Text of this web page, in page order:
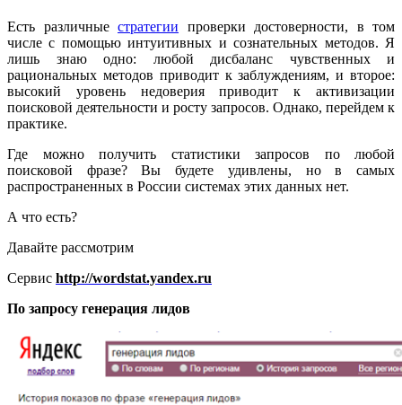
Есть различные стратегии проверки достоверности, в том
числе с помощью интуитивных и сознательных методов. Я
лишь знаю одно: любой дисбаланс чувственных и
рациональных методов приводит к заблуждениям, и второе:
высокий уровень недоверия приводит к активизации
поисковой деятельности и росту запросов. Однако, перейдем к
практике.
Где можно получить статистики запросов по любой
поисковой фразе? Вы будете удивлены, но в самых
распространенных в России системах этих данных нет.
А что есть?
Давайте рассмотрим
Сервис http://wordstat.yandex.ru
По запросу генерация лидов